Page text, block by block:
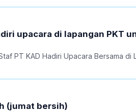
upacara di lapangan PKT
PT KAD Hadiri Upacara Bersama di
(jumat bersih)